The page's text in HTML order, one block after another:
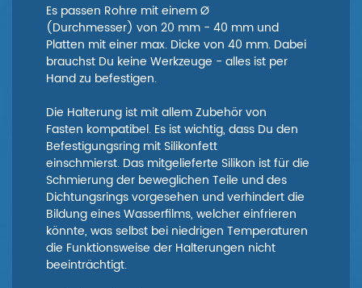
Es passen Rohre mit einem Ø
(Durchmesser) von 20 mm - 40 mm und
Platten mit einer max. Dicke von 40 mm. Dabei
brauchst Du keine Werkzeuge - alles ist per
Hand zu befestigen.
Die Halterung ist mit allem Zubehör von
Fasten kompatibel. Es ist wichtig, dass Du den
Befestigungsring mit Silikonfett
einschmierst. Das mitgelieferte Silikon ist für die
Schmierung der beweglichen Teile und des
Dichtungsrings vorgesehen und verhindert die
Bildung eines Wasserfilms, welcher einfrieren
könnte, was selbst bei niedrigen Temperaturen
die Funktionsweise der Halterungen nicht
beeinträchtigt.